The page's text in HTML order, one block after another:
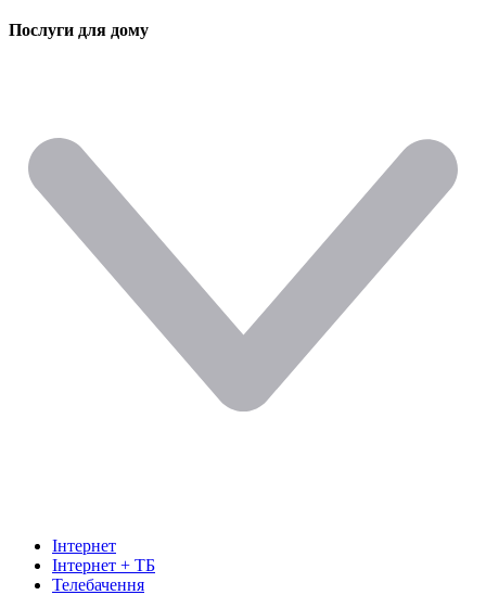
Послуги для дому
Інтернет
Інтернет + ТБ
Телебачення